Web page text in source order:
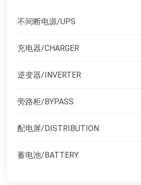
不间断电源/UPS
充电器/CHARGER
逆变器/INVERTER
旁路柜/BYPASS
配电屏/DISTRIBUTION
蓄电池/BATTERY